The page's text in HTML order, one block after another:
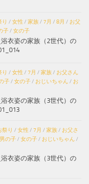
り / 女性 / 家族/ 7月 / 8月 / お父
子/ 女の子
衣姿の家族（2世代）の
り / 女性 / 7月 / 家族/ お父さん
子/ 女の子/ おじいちゃん / お
衣姿の家族（3世代）の
祭り / 女性 / 7月 / 家族/ お父さ
男の子/ 女の子/ おじいちゃん /
衣姿の家族（3世代）の